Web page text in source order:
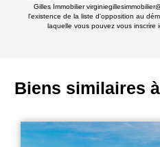
Gilles Immobilier
l'existence de la liste d'opposition au
laquelle vous pouvez vous inscrire
Biens similaires